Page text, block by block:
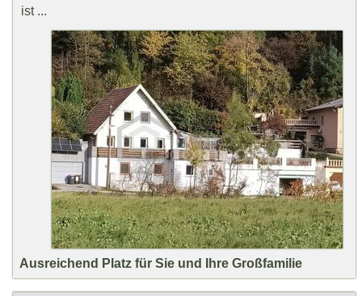
ist ...
Ausreichend Platz für Sie und Ihre Großfamilie